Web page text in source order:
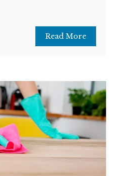
Read More